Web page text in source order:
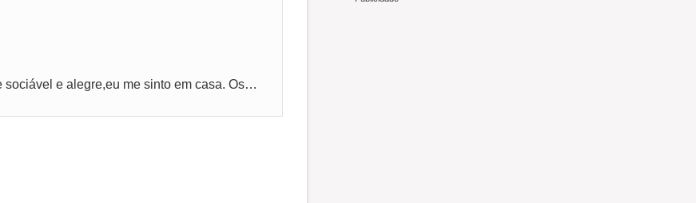
A melhor empresa para se trabalhar! Ambiente sociável e alegre,eu me sinto em casa. Os proprietários são pessoas Idôneas justas,honestas e...